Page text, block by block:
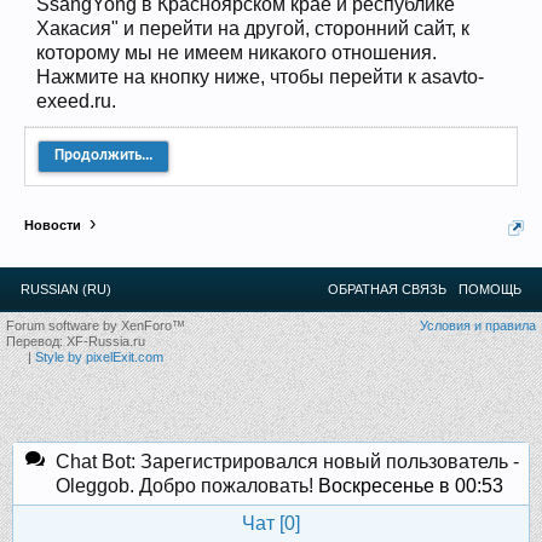
12.13.14.15. 16.17.18.19.20. 21.22 .23.24.
Ближайшие мероприятия: 16 Августа 2026 года, 11
лет клубу!
SsangYong в Красноярском крае и республике
Хакасия" и перейти на другой, сторонний сайт, к
которому мы не имеем никакого отношения.
Нажмите на кнопку ниже, чтобы перейти к asavto-
exeed.ru.
Продолжить...
Новости
RUSSIAN (RU) ОБРАТНАЯ СВЯЗЬ ПОМОЩЬ
Условия и правила
Forum software by XenForo™
Перевод:XF-Russia.ru
|Style by pixelExit.com
Chat Bot: Зарегистрировался новый пользователь -
Oleggob. Добро пожаловать! Воскресенье в 00:53
Чат [0]